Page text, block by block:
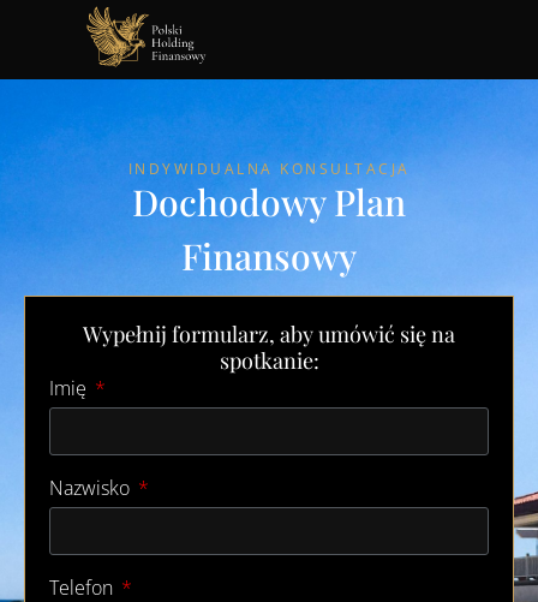
INDYWIDUALNA KONSULTACJA
Dochodowy Plan
Finansowy
Wypełnij formularz, aby umówić się na
spotkanie:
Imię
Nazwisko
Telefon